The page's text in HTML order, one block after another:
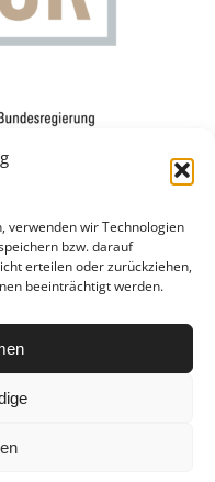
verwenden wir Technologien
bzw. darauf
erteilen oder zurückziehen,
beeinträchtigt werden.